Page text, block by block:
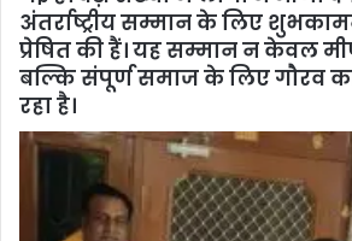
अंतर्राष्ट्रीय सम्मान के लिए
प्रेषित की हैं। यह सम्मान न केवल
बल्कि संपूर्ण समाज के लिए गौरव
रहा है।